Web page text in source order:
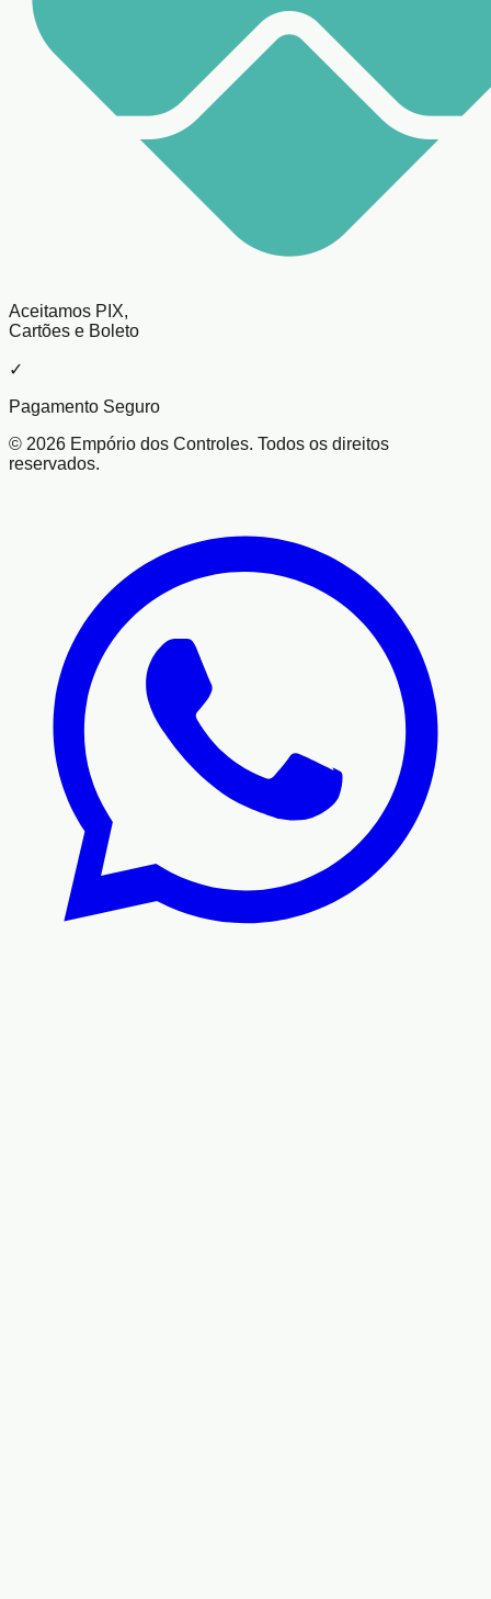
Aceitamos PIX,
Cartões e Boleto
✓
Pagamento Seguro
© 2026 Empório dos Controles. Todos os direitos
reservados.